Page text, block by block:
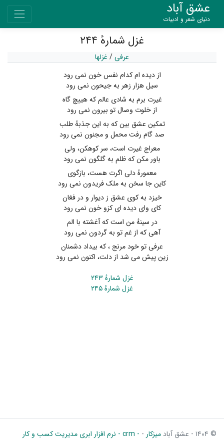
عشق آباد
دنیای شعر و ادبیات
غزل شمارهٔ ۲۴۴
عرفی/ غزلها
از دیده ام کدام نفس خون نمی رود
سیل هزار زهر به جیحون نمی رود
غیرت برم به شادی عالم که هییچ گاه
از خلوت وصال تو بیرون نمی رود
تمکین عشق بین که به این جذبهٔ طلب
صد گام رفت محمل و مجنون نمی رود
معراج غیرت است، سر کوهکن، ولی
باور مکن که ظلم به گلگون نمی رود
معمورهٔ دلی اگرت هست، بازگوی
کاین جا سخن به ملک فریدون نمی رود
خیزد به کوی عشق ز دیوار و در فغان
کای وای دیده ای کزو خون نمی رود
در سینهٔ من است که آغشته با الم
آهی که از غم تو به گردون نمی رود
عرفی تو خود مرنج ، که بیداد دشمنان
زین پیش می شد از دلت، اکنون نمی رود
غزل شمارهٔ ۲۴۳
غزل شمارهٔ ۲۴۵
© ۱۴۰۴ - عشق آباد میزکار - - crm - نرم افزار ابری مدیریت کسب و کار